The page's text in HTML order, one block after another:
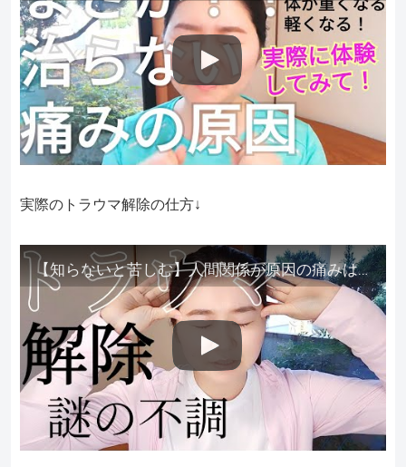
実際のトラウマ解除の仕方↓
【知らないと苦しむ】人間関係が原因の痛みはトラウマ解除が必須。病院に行っても原因不明で治らない不調はこれをしてからケアしてみてください。